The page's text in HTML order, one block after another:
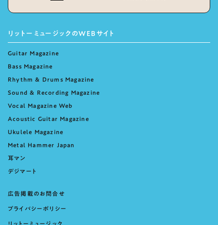
リットーミュージックのWEBサイト
Guitar Magazine
Bass Magazine
Rhythm & Drums Magazine
Sound & Recording Magazine
Vocal Magazine Web
Acoustic Guitar Magazine
Ukulele Magazine
Metal Hammer Japan
耳マン
デジマート
広告掲載のお問合せ
プライバシーポリシー
リットーミュージック